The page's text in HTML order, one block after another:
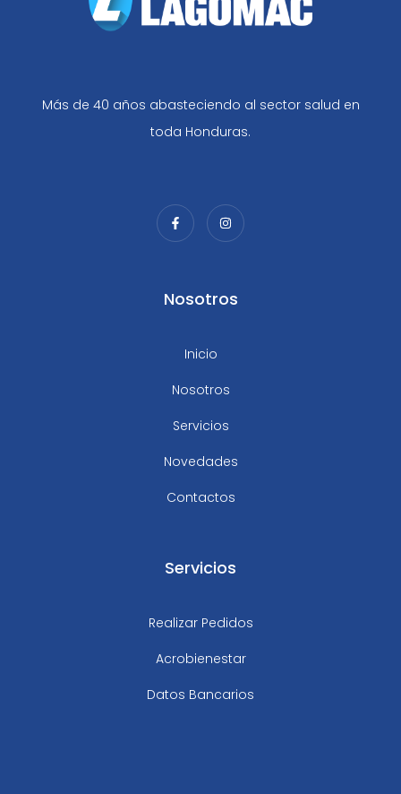
Más de 40 años abasteciendo al sector salud en
toda Honduras.
Nosotros
Inicio
Nosotros
Servicios
Novedades
Contactos
Servicios
Realizar Pedidos
Acrobienestar
Datos Bancarios